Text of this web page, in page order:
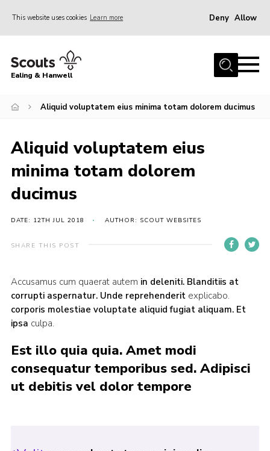
This website uses cookies Learn more Deny Allow
Home
Join
Events
Gallery
Members Area
Our Campsite (Link)
Contact
Sitemap
Ealing & Hanwell
Aliquid voluptatem eius minima totam dolorem ducimus
Aliquid voluptatem eius
minima totam dolorem
ducimus
DATE: 12TH JUL 2018 AUTHOR: SCOUT WEBSITES
SHARE THIS POST
Accusamus cum quaerat autem in deleniti. Blanditiis at
corrupti aspernatur. Unde reprehenderitexplicabo.
corporis molestiae voluptate aliquid fugiat aliquam. Et
ipsa culpa.
Est illo quia quia. Amet modi
consequatur temporibus sed. Adipisci
ut debitis vel dolor tempore